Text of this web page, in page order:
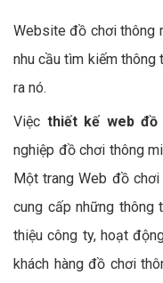
Website đồ chơi thông
nhu cầu tìm kiếm
ra nó.
Việc thiết kế web đồ
nghiệp đồ chơi thông
Một trang Web đồ
cung cấp những
thiệu công ty, hoạt
khách hàng đồ chơi